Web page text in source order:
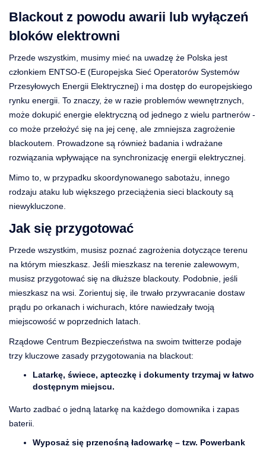
Blackout z powodu awarii lub wyłączeń
bloków elektrowni
Przede wszystkim, musimy mieć na uwadzę że Polska jest
członkiem ENTSO-E (Europejska Sieć Operatorów Systemów
Przesyłowych Energii Elektrycznej) i ma dostęp do europejskiego
rynku energii. To znaczy, że w razie problemów wewnętrznych,
może dokupić energie elektryczną od jednego z wielu partnerów -
co może przełożyć się na jej cenę, ale zmniejsza zagrożenie
blackoutem. Prowadzone są również badania i wdrażane
rozwiązania wpływające na synchronizację energii elektrycznej.
Mimo to, w przypadku skoordynowanego sabotażu, innego
rodzaju ataku lub większego przeciążenia sieci blackouty są
niewykluczone.
Jak się przygotować
Przede wszystkim, musisz poznać zagrożenia dotyczące terenu
na którym mieszkasz. Jeśli mieszkasz na terenie zalewowym,
musisz przygotować się na dłuższe blackouty. Podobnie, jeśli
mieszkasz na wsi. Zorientuj się, ile trwało przywracanie dostaw
prądu po orkanach i wichurach, które nawiedzały twoją
miejscowość w poprzednich latach.
Rządowe Centrum Bezpieczeństwa na swoim twitterze podaje
trzy kluczowe zasady przygotowania na blackout:
Latarkę, świece, apteczkę i dokumenty trzymaj w łatwo
dostępnym miejscu.
Warto zadbać o jedną latarkę na każdego domownika i zapas
baterii.
Wyposaż się przenośną ładowarkę – tzw. Powerbank